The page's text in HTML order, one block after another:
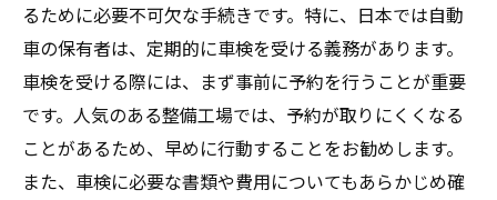
るために必要不可欠な手続きです。特に、日本では自動
車の保有者は、定期的に車検を受ける義務があります。
車検を受ける際には、まず事前に予約を行うことが重要
です。人気のある整備工場では、予約が取りにくくなる
ことがあるため、早めに行動することをお勧めします。
また、車検に必要な書類や費用についてもあらかじめ確